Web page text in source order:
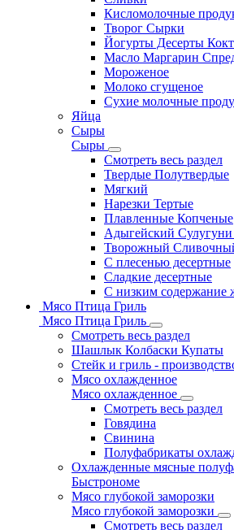
Кисломолочные
Творог Сырки
Йогурты Десерты
Масло Маргарин
Мороженое
Молоко сгущеное
Сухие молочные
Яйца
Сыры
Сыры
Смотреть весь раздел
Твердые Полутвердые
Мягкий
Нарезки Тертые
Плавленные Копченые
Адыгейский
Творожный
С плесенью десертные
Сладкие десертные
С низким содержание
Мясо Птица Гриль
Мясо Птица Гриль
Смотреть весь раздел
Шашлык Колбаски Купаты
Стейк и гриль -
Мясо охлажденное
Мясо охлажденное
Смотреть весь раздел
Говядина
Свинина
Полуфабрикаты
Охлажденные мясные
Быстрономе
Мясо глубокой заморозки
Мясо глубокой заморозки
Смотреть весь раздел